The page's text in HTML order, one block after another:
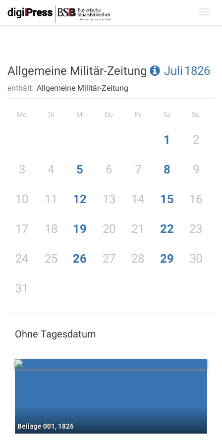
Allgemeine Militär-Zeitung Juli 1826
enthält: Allgemeine Militär-Zeitung
Mo Di Mi Do Fr Sa So
1 2
3 4 5 6 7 8 9
10 11 12 13 14 15 16
17 18 19 20 21 22 23
24 25 26 27 28 29 30
31
Ohne Tagesdatum
Beilage 001, 1826